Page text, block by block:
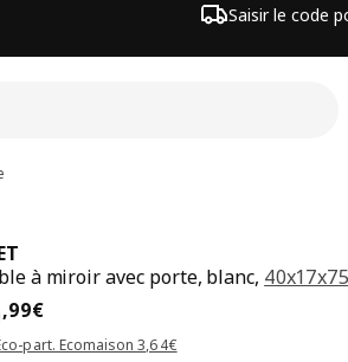
Saisir le code
à miroir avec porte, blanc,
,99€
69,99€
part. Ecomaison 3,64€